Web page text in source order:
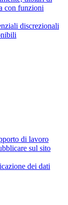
con funzioni
discrezionali
di lavoro
sul sito
dei dati